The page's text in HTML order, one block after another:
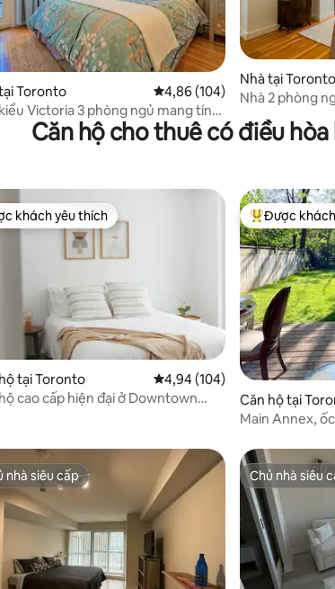
4,99/5, 257 đánh giá
Toronto Xếp hạng trung bình 4,86/5,
4,86 (104)
Victoria 3 phòng ngủ mang tính
| Vườn BBQ & Bãi đỗ xe miễn phí
Nhà tại Toronto
Nhà 2 phòng
cách thiết kế •
Căn hộ cho thuê có điều
4,85/5, 139 đánh giá
khách yêu thích
khách yêu thích
tại Toronto Xếp hạng trung bình 4,94/5,
4,94 (104)
cao cấp hiện đại ở Downtown
Được khách
Được
Căn hộ tại
Main Annex,
nhà siêu cấp
nhà siêu cấp Chủ nhà siêu
Chủ nhà siêu